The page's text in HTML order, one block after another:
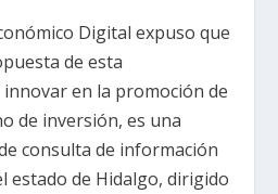
Digital expuso que
de esta
en la promoción de
de inversión, es una
consulta de información
estado de Hidalgo, dirigido